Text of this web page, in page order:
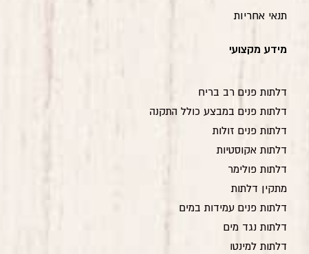
תנאי אחריות
מידע מקצועי
דלתות פנים רב בריח
דלתות פנים במבצע כולל התקנה
דלתות פנים זולות
דלתות אקוסטיות
דלתות פולימר
מתקין דלתות
דלתות פנים עמידות במים
דלתות נגד מים
דלתות למינטו